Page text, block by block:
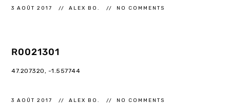
3 AOÛT 2017 ALEX BO. NO COMMENTS
R0021301
47.207320, -1.557744
3 AOÛT 2017 ALEX BO. NO COMMENTS